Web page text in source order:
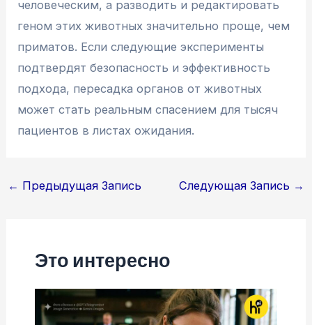
человеческим, а разводить и редактировать
геном этих животных значительно проще, чем
приматов. Если следующие эксперименты
подтвердят безопасность и эффективность
подхода, пересадка органов от животных
может стать реальным спасением для тысяч
пациентов в листах ожидания.
Навигация
← Предыдущая Запись Следующая Запись →
Это интересно